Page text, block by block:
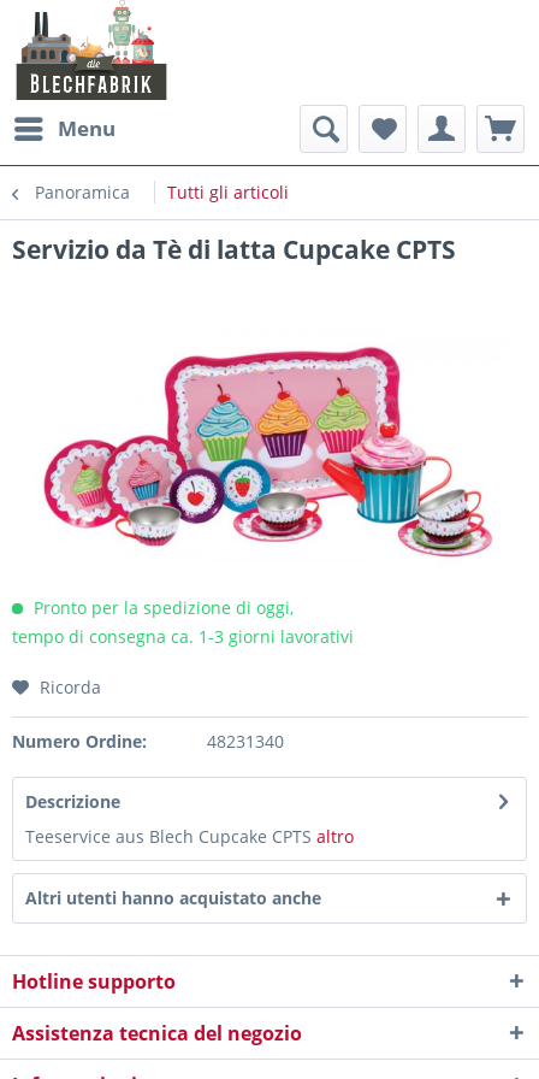
Menu
Panoramica Tutti gli articoli
Servizio da Tè di latta Cupcake CPTS
Pronto per la spedizione di oggi,
tempo di consegna ca. 1-3 giorni lavorativi
Ricorda
Numero Ordine: 48231340
Descrizione
Teeservice aus Blech Cupcake CPTS altro
Altri utenti hanno acquistato anche
Hotline supporto
Assistenza tecnica del negozio